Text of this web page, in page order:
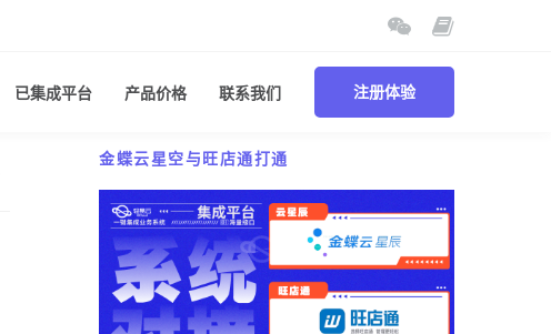
已集成平台 产品价格 联系我们 注册体验
金蝶云星空与旺店通打通